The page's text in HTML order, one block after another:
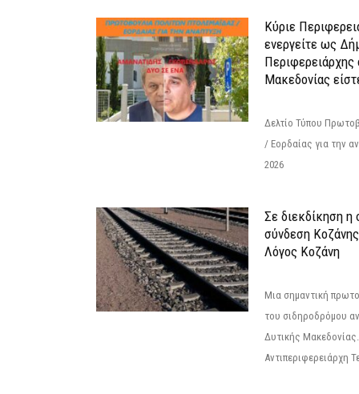
Κύριε
ενεργείτε ως
Περιφερειάρχης
Μακεδονίας
Δελτίο Τύπου
/ Εορδαίας για την
2026
Σε διεκδίκηση η
σύνδεση
Λόγος Κοζάνη
Μια σημαντική
του σιδηροδρόμου
Δυτικής
Αντιπεριφερειάρχη